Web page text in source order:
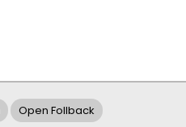
Open Follback